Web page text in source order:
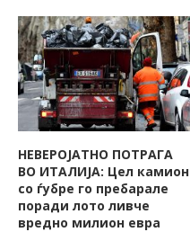
НЕВЕРОЈАТНО ПОТРАГА
ВО ИТАЛИЈА: Цел камион
со ѓубре го пребарале
поради лото ливче
вредно милион евра